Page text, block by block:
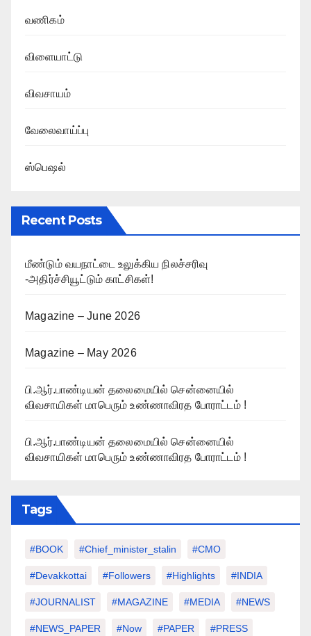
வணிகம்
விளையாட்டு
விவசாயம்
வேலைவாய்ப்பு
ஸ்பெஷல்
Recent Posts
மீண்டும் வயநாட்டை உலுக்கிய நிலச்சரிவு
-அதிர்ச்சியூட்டும் காட்சிகள்!
Magazine – June 2026
Magazine – May 2026
பி.ஆர்.பாண்டியன் தலைமையில் சென்னையில்
விவசாயிகள் மாபெரும் உண்ணாவிரத போராட்டம் !
பி.ஆர்.பாண்டியன் தலைமையில் சென்னையில்
விவசாயிகள் மாபெரும் உண்ணாவிரத போராட்டம் !
Tags
#BOOK #chief_minister_stalin #CMO
#devakkottai #followers #highlights #INDIA
#JOURNALIST #MAGAZINE #MEDIA #NEWS
#NEWS_PAPER #Now #PAPER #PRESS